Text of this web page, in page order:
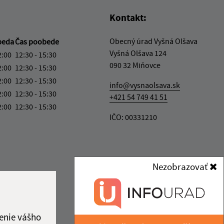
vášho
Nezobrazovať
Čas poobede
12:30 - 15:30
12:30 - 15:30
12:30 - 15:30
12:30 - 15:30
12:30 - 15:30
Kontakt:
Obecný úrad Vyšná Olšava
Vyšná Olšava 124
090 32 Miňovce
info@vysnaolsava.sk
+421 54 749 41 51
IČO: 00331210